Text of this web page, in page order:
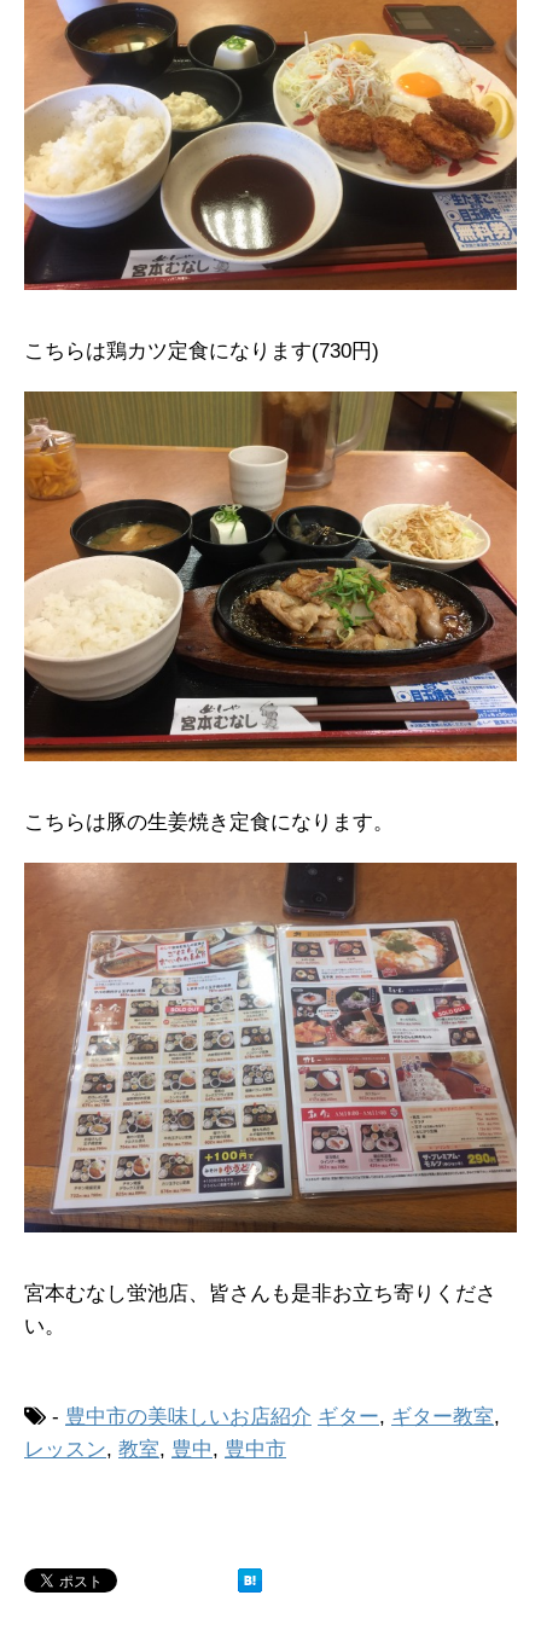
こちらは鶏カツ定食になります(730円)
こちらは豚の生姜焼き定食になります。
宮本むなし蛍池店、皆さんも是非お立ち寄りくださ
い。
- 豊中市の美味しいお店紹介 ギター, ギター教室,
レッスン, 教室, 豊中, 豊中市